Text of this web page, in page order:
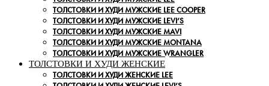
ТОЛСТОВКИ И ХУДИ МУЖСКИЕ LEE COOPER
ТОЛСТОВКИ И ХУДИ МУЖСКИЕ LEVI’S
ТОЛСТОВКИ И ХУДИ МУЖСКИЕ MAVI
ТОЛСТОВКИ И ХУДИ МУЖСКИЕ MONTANA
ТОЛСТОВКИ И ХУДИ МУЖСКИЕ WRANGLER
ТОЛСТОВКИ И ХУДИ ЖЕНСКИЕ
ТОЛСТОВКИ И ХУДИ ЖЕНСКИЕ LEE